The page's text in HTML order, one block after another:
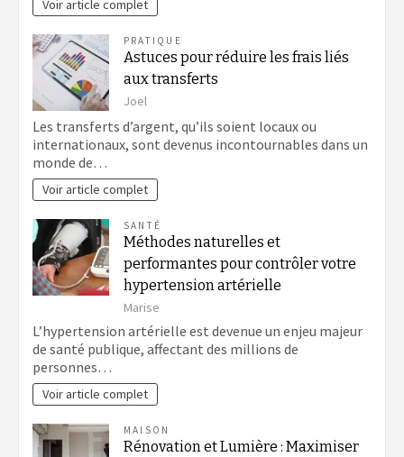
Voir article complet
PRATIQUE
Astuces pour réduire les frais liés
aux transferts
Joel
Les transferts d’argent, qu’ils soient locaux ou
internationaux, sont devenus incontournables dans un
monde de…
Voir article complet
SANTÉ
Méthodes naturelles et
performantes pour contrôler votre
hypertension artérielle
Marise
L’hypertension artérielle est devenue un enjeu majeur
de santé publique, affectant des millions de
personnes…
Voir article complet
MAISON
Rénovation et Lumière : Maximiser